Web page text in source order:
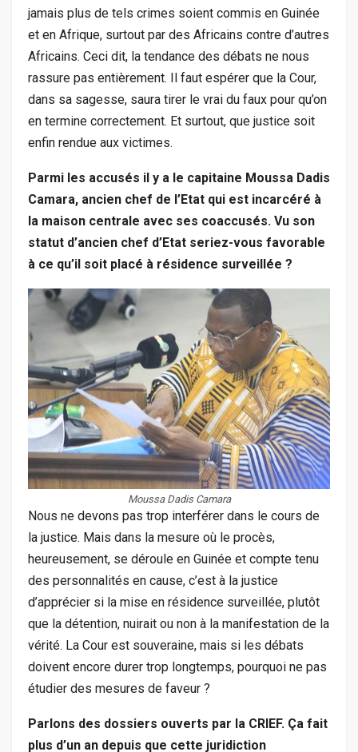
jamais plus de tels crimes soient commis en Guinée
et en Afrique, surtout par des Africains contre d’autres
Africains. Ceci dit, la tendance des débats ne nous
rassure pas entièrement. Il faut espérer que la Cour,
dans sa sagesse, saura tirer le vrai du faux pour qu’on
en termine correctement. Et surtout, que justice soit
enfin rendue aux victimes.
Parmi les accusés il y a le capitaine Moussa Dadis
Camara, ancien chef de l’Etat qui est incarcéré à
la maison centrale avec ses coaccusés. Vu son
statut d’ancien chef d’Etat seriez-vous favorable
à ce qu’il soit placé à résidence surveillée ?
Moussa Dadis Camara
Nous ne devons pas trop interférer dans le cours de
la justice. Mais dans la mesure où le procès,
heureusement, se déroule en Guinée et compte tenu
des personnalités en cause, c’est à la justice
d’apprécier si la mise en résidence surveillée, plutôt
que la détention, nuirait ou non à la manifestation de la
vérité. La Cour est souveraine, mais si les débats
doivent encore durer trop longtemps, pourquoi ne pas
étudier des mesures de faveur ?
Parlons des dossiers ouverts par la CRIEF. Ça fait
plus d’un an depuis que cette juridiction